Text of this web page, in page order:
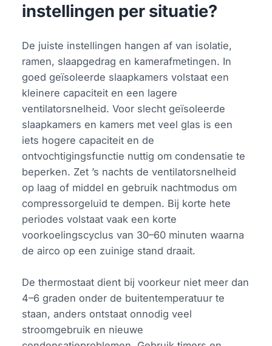
instellingen per situatie?
De juiste instellingen hangen af van isolatie,
ramen, slaapgedrag en kamerafmetingen. In
goed geïsoleerde slaapkamers volstaat een
kleinere capaciteit en een lagere
ventilatorsnelheid. Voor slecht geïsoleerde
slaapkamers en kamers met veel glas is een
iets hogere capaciteit en de
ontvochtigingsfunctie nuttig om condensatie te
beperken. Zet ’s nachts de ventilatorsnelheid
op laag of middel en gebruik nachtmodus om
compressorgeluid te dempen. Bij korte hete
periodes volstaat vaak een korte
voorkoelingscyclus van 30–60 minuten waarna
de airco op een zuinige stand draait.
De thermostaat dient bij voorkeur niet meer dan
4–6 graden onder de buitentemperatuur te
staan, anders ontstaat onnodig veel
stroomgebruik en nieuwe